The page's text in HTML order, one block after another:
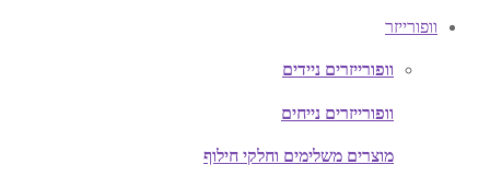
וופורייזר
וופורייזרים ניידים
וופורייזרים נייחים
מוצרים משלימים וחלקי חילוף